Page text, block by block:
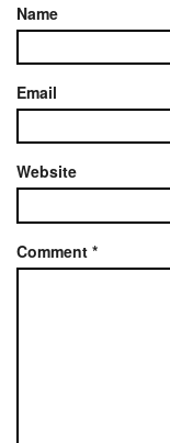
Name
Email
Website
Comment *